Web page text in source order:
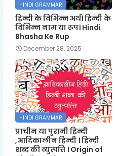
HINDI GRAMMAR
हिन्दी के विभिन्न अर्थ। हिन्दी के
विभिन्न नाम या रूप। Hindi
Bhasha Ke Rup
December 28, 2025
HINDI GRAMMAR
प्राचीन या पुरानी हिन्दी
,आदिकालीन हिन्दी । हिन्दी
शब्द की व्युत्पत्ति । Origin of